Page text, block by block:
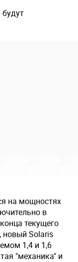
на мощностях
в
текущего
новый Solaris
1,4 и 1,6
"механика" и